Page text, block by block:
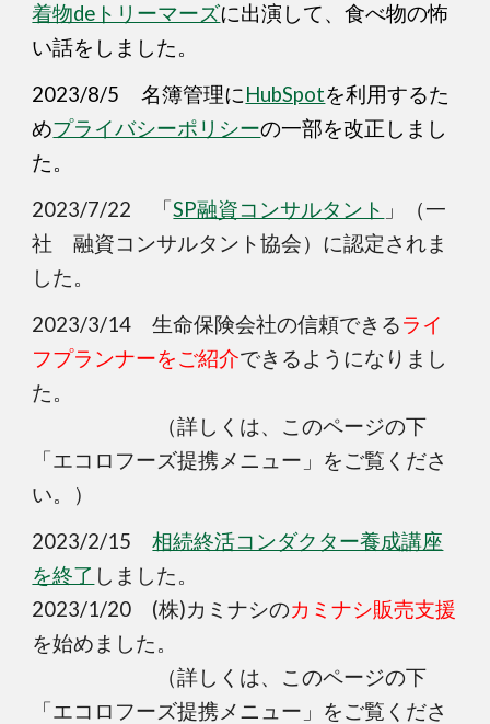
着物deトリーマーズに出演して、食べ物の怖
い話をしました。
2023/8/5
名簿管理にHubSpotを利用するた
めプライバシーポリシーの一部を改正しまし
た。
2023/7/22 「SP融資コンサルタント 」（一
社 融資コンサルタント協会）に認定されま
した。
2023/3/14 生命保険会社の信頼できるライ
フプランナーをご紹介できるようになりまし
た。
（詳しくは、このページの下
「エコロフーズ提携メニュー」をご覧くださ
い。）
2023/2/15相続終活コンダクター養成講座
を終了 しました。
2023/1/20 (株)カミナシのカミナシ販売支援
を始めました。
（詳しくは、このページの下
「エコロフーズ提携メニュー」をご覧くださ